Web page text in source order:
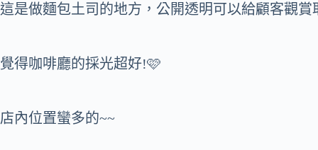
這是做麵包土司的地方，公開透明可以給顧客觀賞
覺得咖啡廳的採光超好!🩷
店內位置蠻多的~~